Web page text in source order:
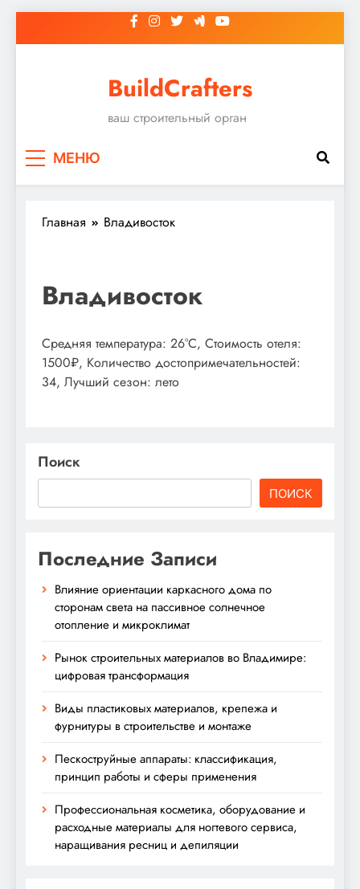
к
BuildCrafters
ваш строительный орган
МЕНЮ
Главная Владивосток
Владивосток
Средняя температура: 26°C, Стоимость отеля:
1500₽, Количество достопримечательностей:
34, Лучший сезон: лето
Поиск
ПОИСК
Последние Записи
Влияние ориентации каркасного дома по
сторонам света на пассивное солнечное
отопление и микроклимат
Рынок строительных материалов во Владимире:
цифровая трансформация
Виды пластиковых материалов, крепежа и
фурнитуры в строительстве и монтаже
Пескоструйные аппараты: классификация,
принцип работы и сферы применения
Профессиональная косметика, оборудование и
расходные материалы для ногтевого сервиса,
наращивания ресниц и депиляции